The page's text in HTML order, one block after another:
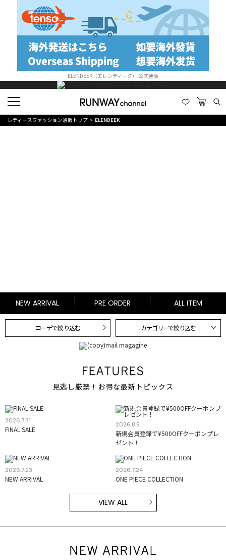
ELENDEEK（エレンディーク） 公式通販
レディースファッション通販トップ ELENDEEK
NEW ARRIVAL PRE ORDER ALL ITEM
コーデで絞り込む カテゴリーで絞り込む
見逃し厳禁！お得な最新トピックス
2026.7.31
FINAL SALE
2026.8.5
新規会員登録で¥500OFFクーポンプレ
ゼント！
2026.7.23
NEW ARRIVAL
2026.7.24
ONE PIECE COLLECTION
VIEW ALL